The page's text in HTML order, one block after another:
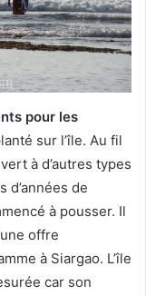
pour les
sur l’île. Au fil
à d’autres types
d’années de
à pousser. Il
offre
à Siargao. L’île
car son